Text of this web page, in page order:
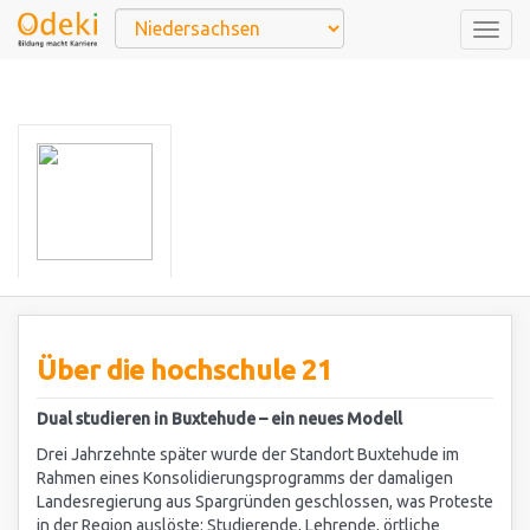
Über die hochschule 21
Dual studieren in Buxtehude – ein neues Modell
Drei Jahrzehnte später wurde der Standort Buxtehude im
Rahmen eines Konsolidierungsprogramms der damaligen
Landesregierung aus Spargründen geschlossen, was Proteste
in der Region auslöste: Studierende, Lehrende, örtliche